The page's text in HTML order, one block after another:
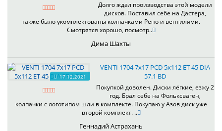
Долго ждал производства этой модели
дисков. Поставил себе на Дастера,
также было укомплектованы колпачками Рено и вентилями.
Смотрятся хорошо, посмотр..
Дима Шахты
17.12.2021
VENTI 1704 7x17 PCD 5x112 ET 45 DIA
57.1 BD
Покупкой доволен. Диски лёгкие, езжу 2
год. Брал себе на Фольксваген,
колпачки с логотипом шли в комплекте. Покупаю у Азов диск уже
второй комплект. ..
Геннадий Астрахань